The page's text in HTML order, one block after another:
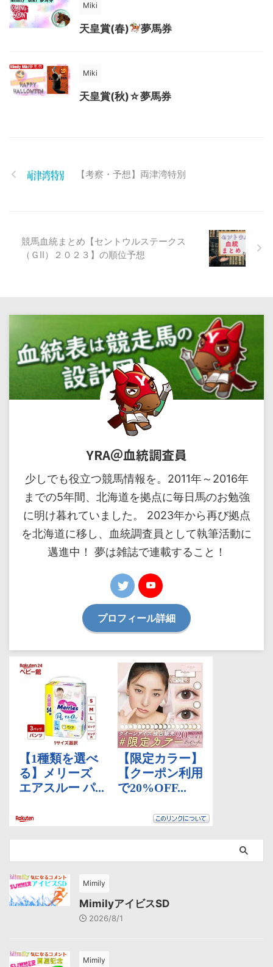
Miki
天皇賞(春) 夢馬券
Miki
天皇賞(秋)☆夢馬券
【考察・予想】両津湾特別
競馬血統まとめ【セントウルステークス
（ＧⅡ）２０２３】の順位予想
YRA＠血統調査員
少しでも役立つ競馬情報を。2011年～2016年
までの5年間、北海道を拠点に毎日馬のお勉強
に明け暮れていました。 2023年から再び拠点
を北海道に移し、血統調査員として執筆活動に
邁進中！ 夢は雑誌で連載すること！
プロフィール詳細
Mimily
MimilyアイビスSD
2026/8/1
Mimily